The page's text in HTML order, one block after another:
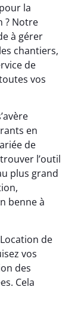
la
? Notre
à gérer
chantiers,
de
vos
en
de
l’outil
plus grand
benne à
de
vos
des
Cela